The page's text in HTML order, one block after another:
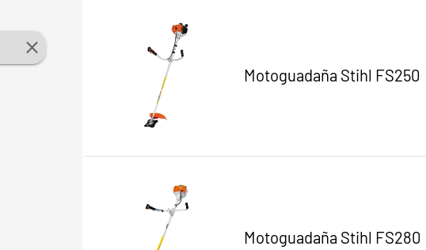
Motoguadaña Stihl FS250
Motoguadaña Stihl FS280